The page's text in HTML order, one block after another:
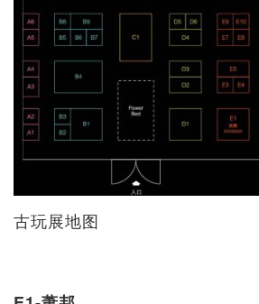
古玩展地图